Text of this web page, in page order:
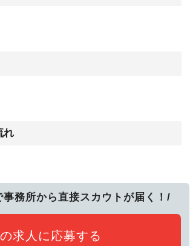
れ
事務所から直接スカウトが届く！/
求人に応募する